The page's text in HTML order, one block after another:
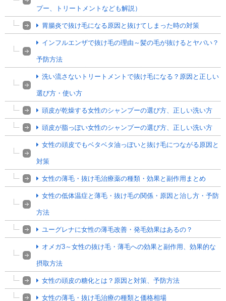
プー、トリートメントなども解説）
胃腸炎で抜け毛になる原因と抜けてしまった時の対策
インフルエンザで抜け毛の理由～髪の毛が抜けるとヤバい？
予防方法
洗い流さないトリートメントで抜け毛になる？原因と正しい
選び方・使い方
頭皮が乾燥する女性のシャンプーの選び方、正しい洗い方
頭皮が脂っぽい女性のシャンプーの選び方、正しい洗い方
女性の頭皮でもベタベタ油っぽいと抜け毛につながる原因と
対策
女性の薄毛・抜け毛治療薬の種類・効果と副作用まとめ
女性の低体温症と薄毛・抜け毛の関係・原因と治し方・予防
方法
ユーグレナに女性の薄毛改善・発毛効果はあるの？
オメガ3～女性の抜け毛・薄毛への効果と副作用、効果的な
摂取方法
女性の頭皮の糖化とは？原因と対策、予防方法
女性の薄毛・抜け毛治療の種類と価格相場